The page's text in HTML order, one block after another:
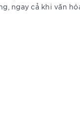
ngay cả khi văn